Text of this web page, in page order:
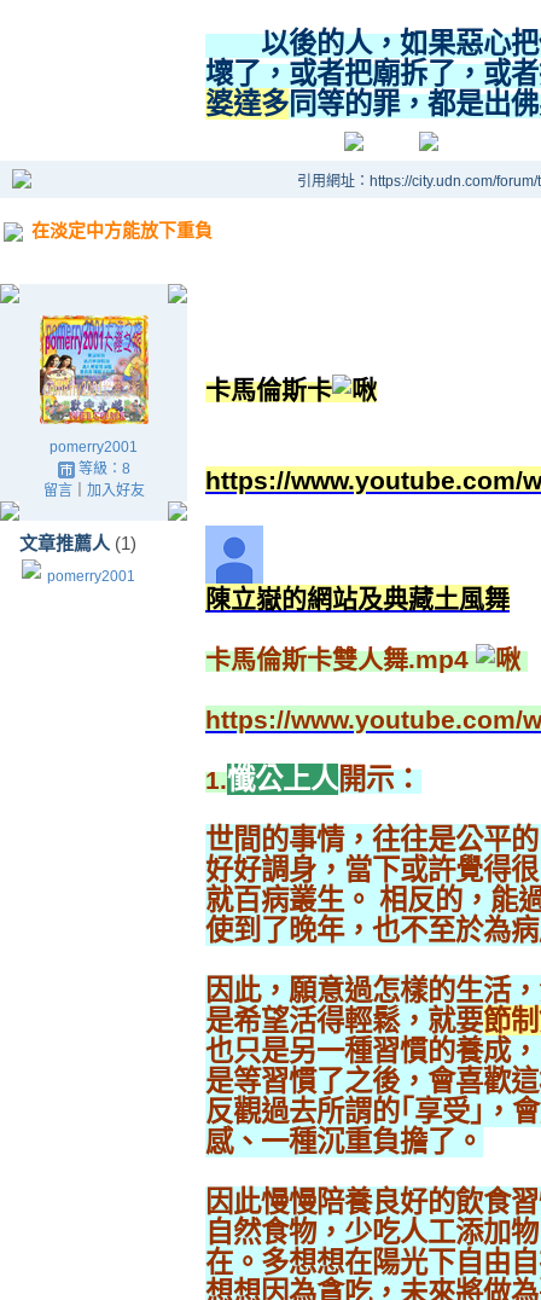
以後的人，如果惡心把
壞了，或者把廟拆了，或
婆達多同等的罪，都是出
引用網址：https://city.udn.com/
在淡定中方能放下重負
pomerry2001
等級：8
留言｜ 加入好友
文章推薦人 (1)
pomerry2001
卡馬倫斯卡
https://www.youtube.com/
陳立嶽的網站及典藏土風舞
卡馬倫斯卡雙人舞.mp4
https://www.youtube.com/
1.懺公上人開示：
世間的事情，往往是公平
好好調身，當下或許覺得
就百病叢生。 相反的，能
使到了晚年，也不至於為
因此，願意過怎樣的生活
是希望活得輕鬆，就要節
也只是另一種習慣的養成
是等習慣了之後，會喜歡
反觀過去所謂的｢享受｣，
感、一種沉重負擔了。
因此慢慢陪養良好的飲食
自然食物，少吃人工添加
在。多想想在陽光下自由
想想因為貪吃，未來將做